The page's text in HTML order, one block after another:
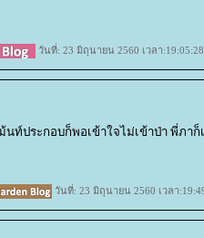
วันที่: 23 มิถุนายน 2560 เวลา
ท์ประกอบก็พอเข้าใจไม่เข้าป่า พี่ภ
วันที่: 23 มิถุนายน 2560 เวลา